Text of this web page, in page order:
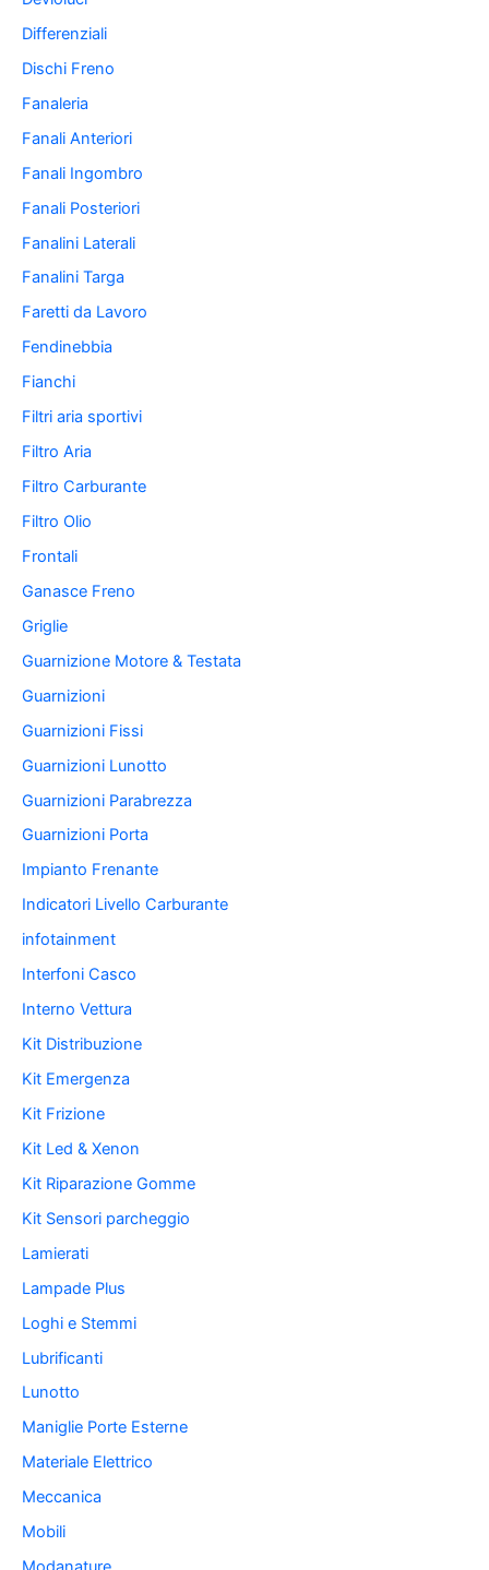
Differenziali
Dischi Freno
Fanaleria
Fanali Anteriori
Fanali Ingombro
Fanali Posteriori
Fanalini Laterali
Fanalini Targa
Faretti da Lavoro
Fendinebbia
Fianchi
Filtri aria sportivi
Filtro Aria
Filtro Carburante
Filtro Olio
Frontali
Ganasce Freno
Griglie
Guarnizione Motore & Testata
Guarnizioni
Guarnizioni Fissi
Guarnizioni Lunotto
Guarnizioni Parabrezza
Guarnizioni Porta
Impianto Frenante
Indicatori Livello Carburante
infotainment
Interfoni Casco
Interno Vettura
Kit Distribuzione
Kit Emergenza
Kit Frizione
Kit Led & Xenon
Kit Riparazione Gomme
Kit Sensori parcheggio
Lamierati
Lampade Plus
Loghi e Stemmi
Lubrificanti
Lunotto
Maniglie Porte Esterne
Materiale Elettrico
Meccanica
Mobili